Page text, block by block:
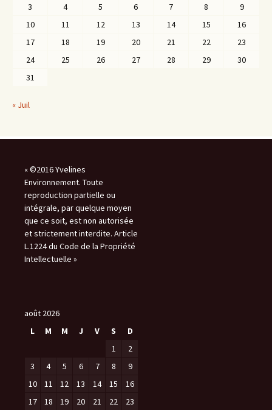
3
4 5 6 7 8
9
10
11 12 13 14 15
16
17
18 19 20 21 22
23
24
25 26 27 28 29
30
31
« Juil
« ©2016 Yvelines
Environnement. Toute
reproduction partielle ou
intégrale, par quelque moyen
que ce soit, est non autorisée
et strictement interdite. Article
L.1224 du Code de la Propriété
Intellectuelle »
août 2026
L
M M J V S
D
1
2
3
4 5 6 7 8
9
10
11 12 13 14 15
16
17
18 19 20 21 22
23